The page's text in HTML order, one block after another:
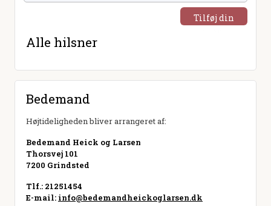
Tilføj din
Alle hilsner
Bedemand
Højtideligheden bliver arrangeret af:
Bedemand Heick og Larsen
Thorsvej 101
7200 Grindsted
Tlf.: 21251454
E-mail: info@bedemandheickoglarsen.dk